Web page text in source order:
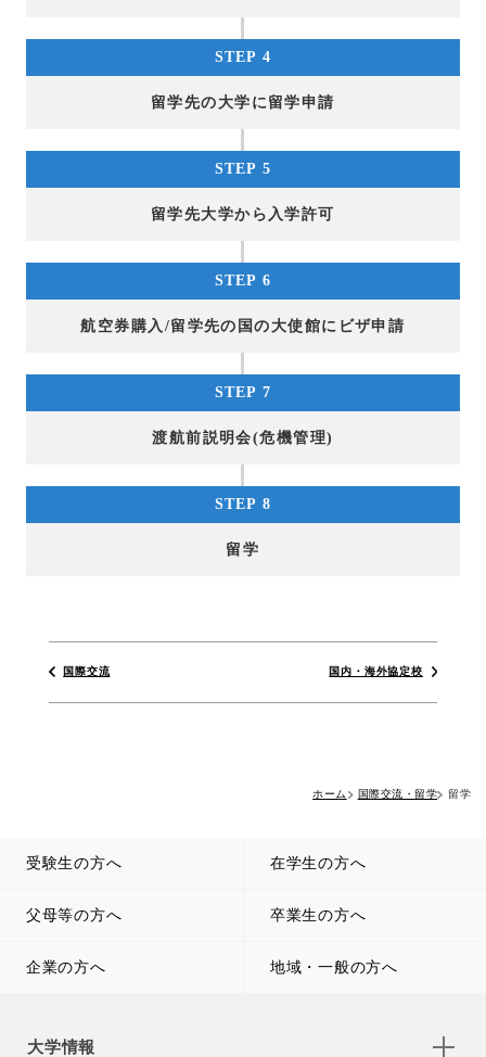
STEP 4
留学先の大学に留学申請
STEP 5
留学先大学から入学許可
STEP 6
航空券購入/留学先の国の大使館にビザ申請
STEP 7
渡航前説明会(危機管理)
STEP 8
留学
国際交流 国内・海外協定校
ホーム 国際交流・留学 留学
受験生の方へ 在学生の方へ
父母等の方へ 卒業生の方へ
企業の方へ 地域・一般の方へ
大学情報